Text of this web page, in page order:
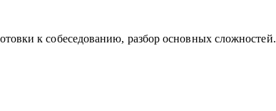
к собеседованию, разбор основных сложностей.